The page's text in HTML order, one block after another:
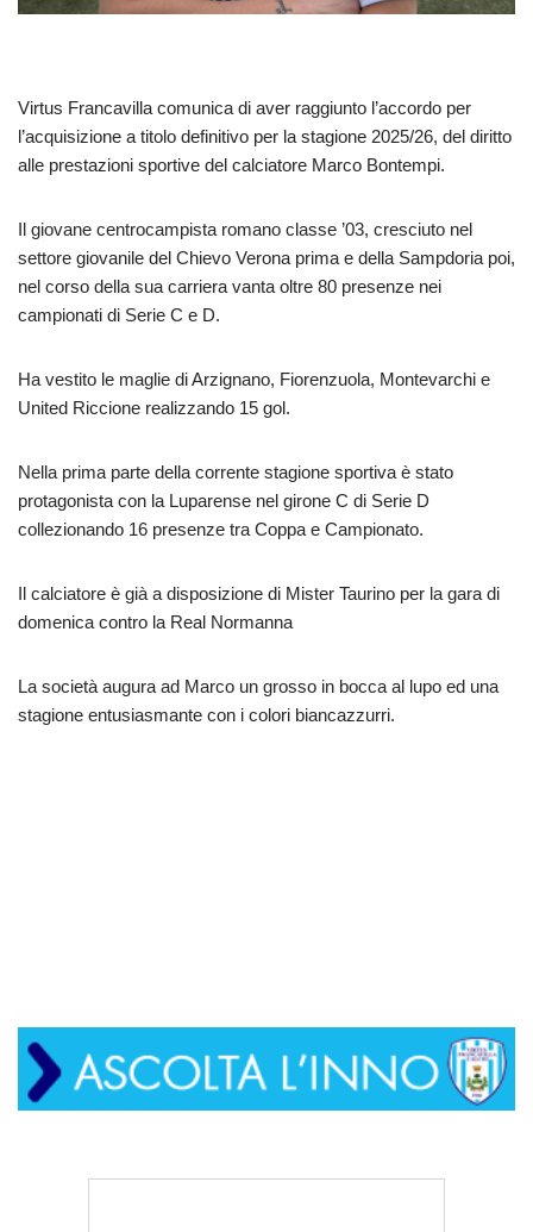
Virtus Francavilla comunica di aver raggiunto l’accordo per
l’acquisizione a titolo definitivo per la stagione 2025/26, del diritto
alle prestazioni sportive del calciatore Marco Bontempi.
Il giovane centrocampista romano classe ’03, cresciuto nel
settore giovanile del Chievo Verona prima e della Sampdoria poi,
nel corso della sua carriera vanta oltre 80 presenze nei
campionati di Serie C e D.
Ha vestito le maglie di Arzignano, Fiorenzuola, Montevarchi e
United Riccione realizzando 15 gol.
Nella prima parte della corrente stagione sportiva è stato
protagonista con la Luparense nel girone C di Serie D
collezionando 16 presenze tra Coppa e Campionato.
Il calciatore è già a disposizione di Mister Taurino per la gara di
domenica contro la Real Normanna
La società augura ad Marco un grosso in bocca al lupo ed una
stagione entusiasmante con i colori biancazzurri.